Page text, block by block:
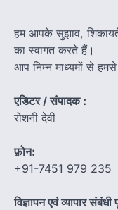
हम आपके सुझाव,
का स्वागत करते हैं।
आप निम्न माध्यमों से
एडिटर / संपादक :
रोशनी देवी
फ़ोन:
+91-7451 979 235
विज्ञापन एवं व्यापार